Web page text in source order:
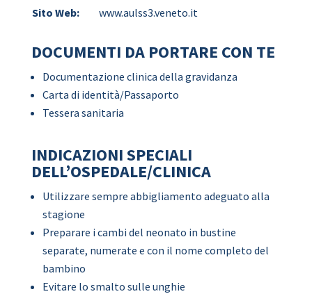
Sito Web:
www.aulss3.veneto.it
DOCUMENTI DA PORTARE CON TE
Documentazione clinica della gravidanza
Carta di identità/Passaporto
Tessera sanitaria
INDICAZIONI SPECIALI
DELL’OSPEDALE/CLINICA
Utilizzare sempre abbigliamento adeguato alla
stagione
Preparare i cambi del neonato in bustine
separate, numerate e con il nome completo del
bambino
Evitare lo smalto sulle unghie